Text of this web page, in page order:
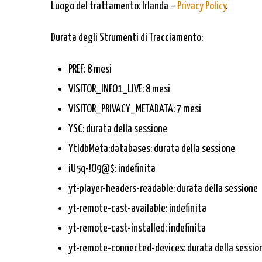
Luogo del trattamento: Irlanda – Privacy Policy.
Durata degli Strumenti di Tracciamento:
PREF: 8 mesi
VISITOR_INFO1_LIVE: 8 mesi
VISITOR_PRIVACY_METADATA: 7 mesi
YSC: durata della sessione
YtIdbMeta:databases: durata della sessione
iU5q-!O9@$: indefinita
yt-player-headers-readable: durata della sessione
yt-remote-cast-available: indefinita
yt-remote-cast-installed: indefinita
yt-remote-connected-devices: durata della